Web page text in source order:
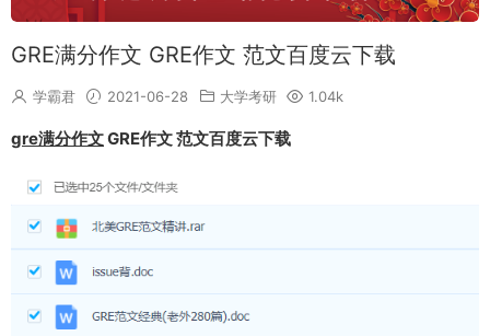
GRE满分作文 GRE作文 范文百度云下载
学霸君 2021-06-28 大学考研 1.04k
gre满分作文GRE作文 范文百度云下载